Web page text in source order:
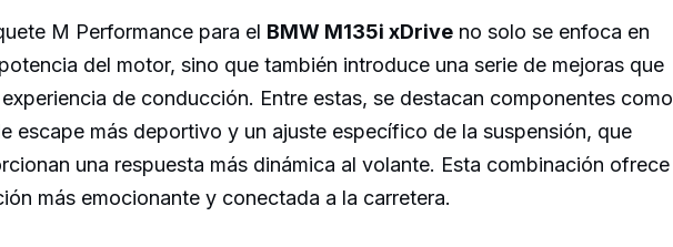
M Performance para el BMW M135i xDrive no solo se enfoca en
del motor, sino que también introduce una serie de mejoras que
de conducción. Entre estas, se destacan componentes como
escape más deportivo y un ajuste específico de la suspensión, que
una respuesta más dinámica al volante. Esta combinación ofrece
más emocionante y conectada a la carretera.